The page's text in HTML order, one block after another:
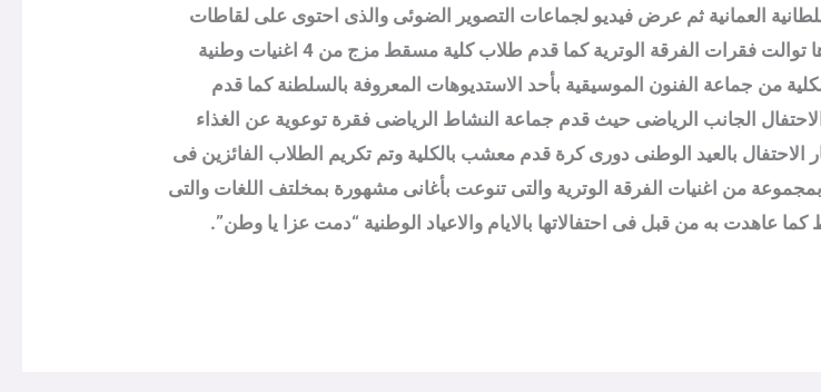
العمانية ثم عرض فيديو لجماعات التصوير الضوئى والذى احتوى على لقاطات
للهيئة التدريسية وهم يرتدون الزى العمانى بإشراف من الطلاب وبعدها توالت فقرات الفرقة الوترية كما قدم طلاب كلية مسقط مزج من 4 اغنيات وطنية
من جماعة الفنون الموسيقية بأحد الاستديوهات المعروفة بالسلطنة كما قدم
الجانب الرياضى حيث قدم جماعة النشاط الرياضى فقرة توعوية عن الغذاء
بالعيد الوطنى دورى كرة قدم معشب بالكلية وتم تكريم الطلاب الفائزين فى
من اغنيات الفرقة الوترية والتى تنوعت بأغانى مشهورة بمخلتف اللغات والتى
عاهدت به من قبل فى احتفالاتها بالايام والاعياد الوطنية “دمت عزا يا وطن”.